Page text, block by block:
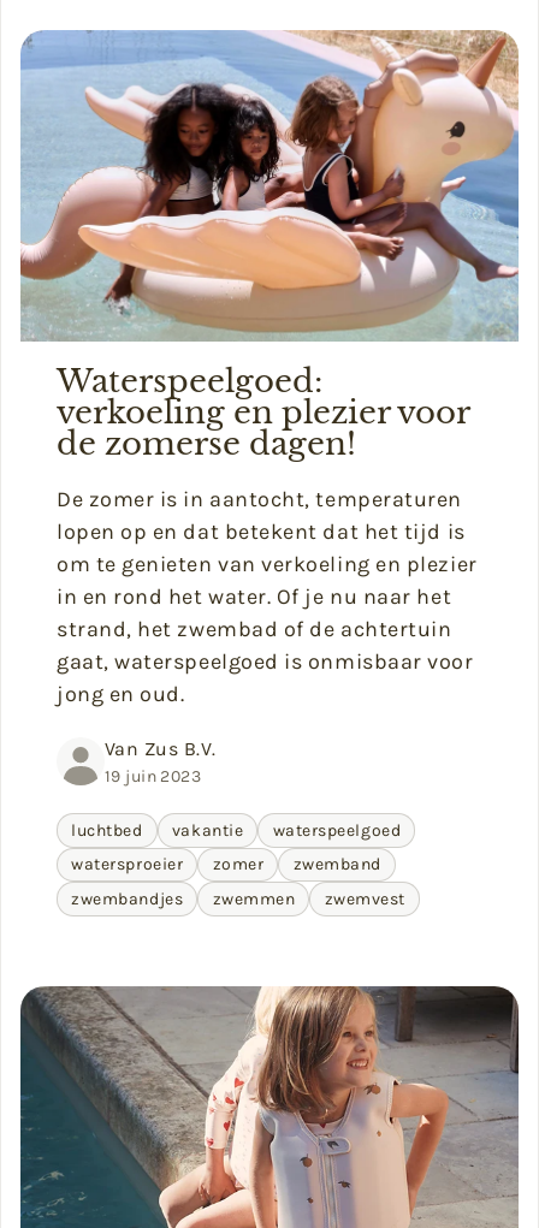
Waterspeelgoed:
verkoeling en plezier voor
de zomerse dagen!
De zomer is in aantocht, temperaturen
lopen op en dat betekent dat het tijd is
om te genieten van verkoeling en plezier
in en rond het water. Of je nu naar het
strand, het zwembad of de achtertuin
gaat, waterspeelgoed is onmisbaar voor
jong en oud.
Van Zus B.V.
19 juin 2023
luchtbed vakantie
waterspeelgoed
watersproeier
zomer
zwemband
zwembandjes
zwemmen zwemvest